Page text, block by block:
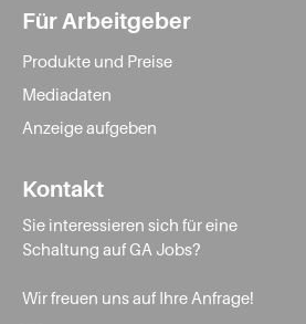
Für Arbeitgeber
Produkte und Preise
Mediadaten
Anzeige aufgeben
Kontakt
Sie interessieren sich für eine
Schaltung auf GA Jobs?
Wir freuen uns auf Ihre Anfrage!